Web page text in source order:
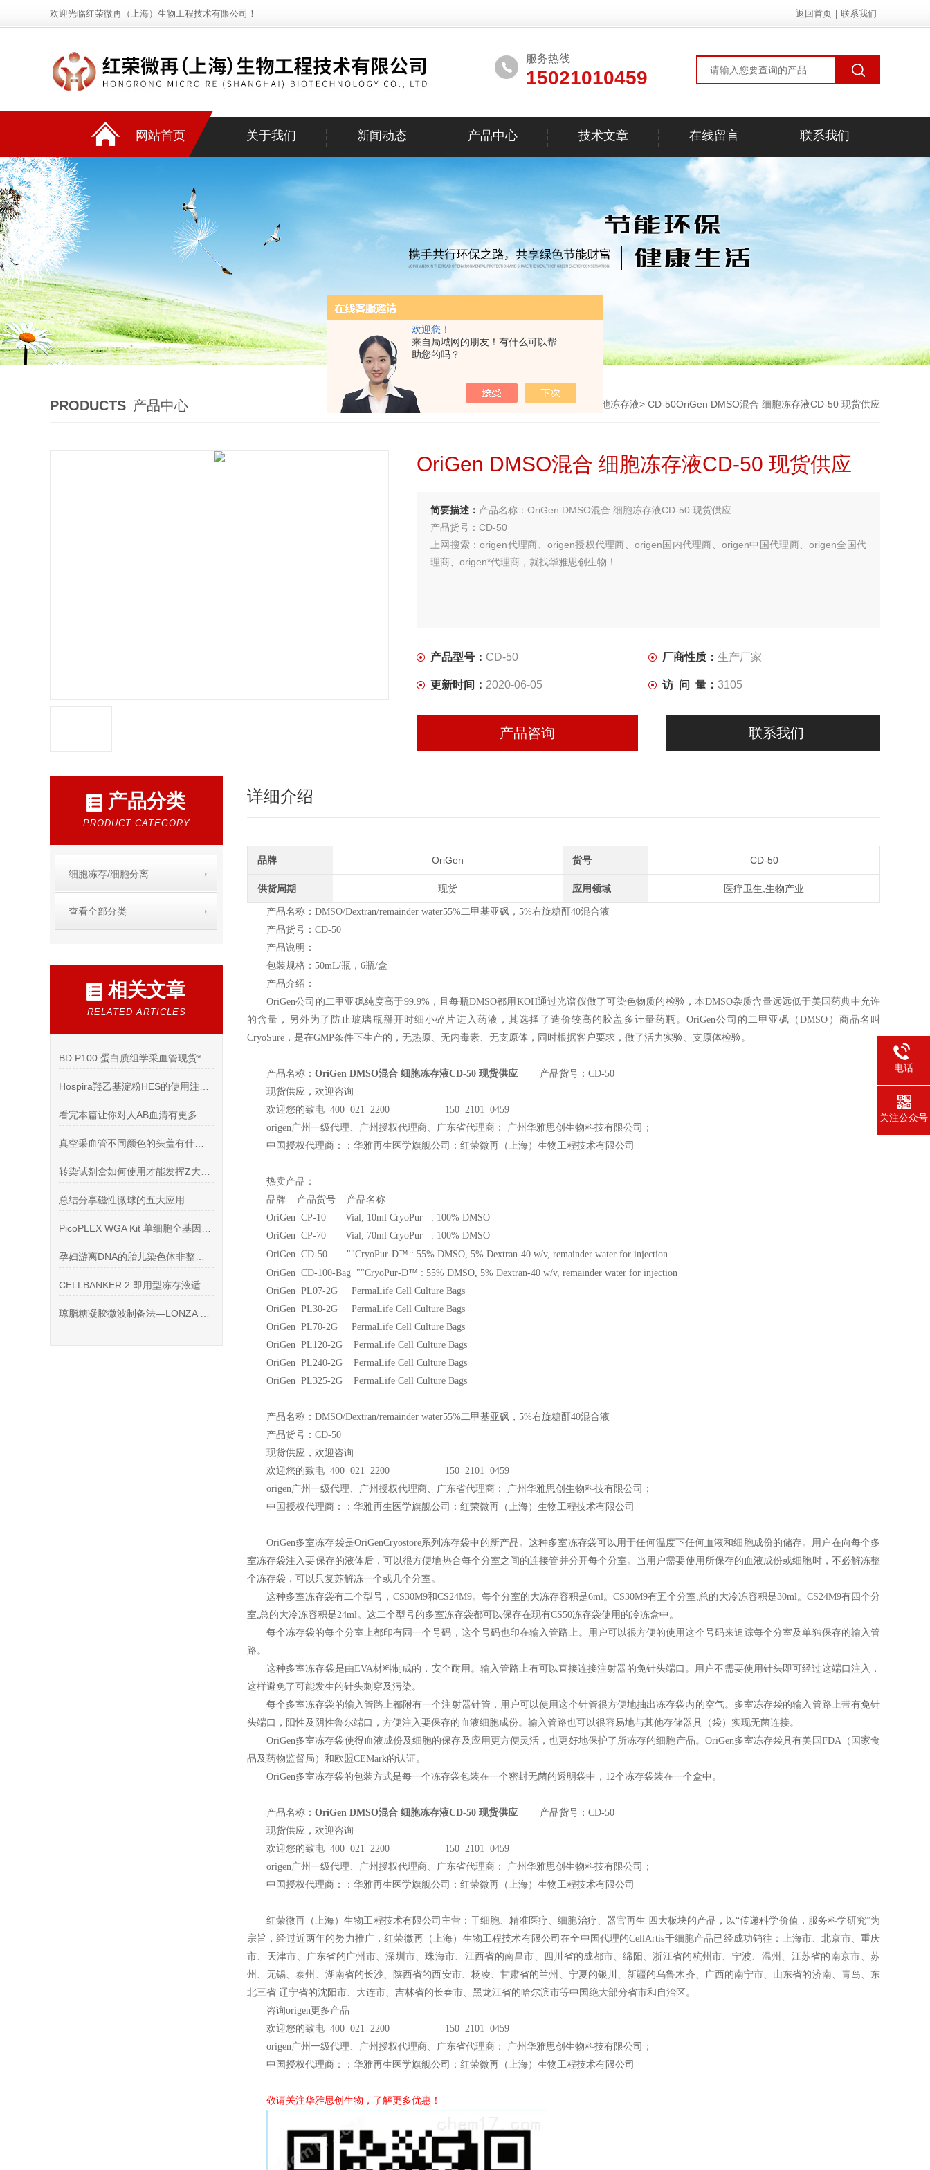
欢迎您！
来自局域网的朋友！有什么可以帮
助您的吗？
欢迎光临红荣微再（上海）生物工程技术有限公司！ 返回首页 联系我们
服务热线
15021010459
网站首页 关于我们 新闻动态 产品中心 技术文章 在线留言 联系我们
PRODUCTS 产品中心 产品中心>细胞冻存/细胞分离 其他冻存液> CD-50OriGen DMSO混合 细胞冻存液CD-50 现货供应
OriGen DMSO混合 细胞冻存液CD-50 现货供应
简要描述： 产品名称：OriGen DMSO混合 细胞冻存液CD-50 现货供应
产品货号：CD-50
上网搜索：origen代理商、origen授权代理商、origen国内代理商、origen中国代理商、origen全国代
理商、origen*代理商，就找华雅思创生物！
产品型号： CD-50 厂商性质： 生产厂家
更新时间： 2020-06-05 访 问 量： 3105
产品咨询 联系我们
产品分类
PRODUCT CATEGORY
细胞冻存/细胞分离
查看全部分类
相关文章
RELATED ARTICLES
总结分享磁性微球的五大应用
详细介绍
品牌 OriGen 货号 CD-50
供货周期 现货 应用领域 医疗卫生,生物产业
产品名称：DMSO/Dextran/remainder water55%二甲基亚砜，5%右旋糖酐40混合液
产品货号：CD-50
产品说明：
包装规格：50mL/瓶，6瓶/盒
产品介绍：
OriGen公司的二甲亚砜纯度高于99.9%，且每瓶DMSO都用KOH通过光谱仪做了可染色物质的检验，本DMSO杂质含量远远低于美国药典中允许
的含量，另外为了防止玻璃瓶掰开时细小碎片进入药液，其选择了造价较高的胶盖多计量药瓶。OriGen公司的二甲亚砜（DMSO）商品名叫
CryoSure，是在GMP条件下生产的，无热原、无内毒素、无支原体，同时根据客户要求，做了活力实验、支原体检验。
产品名称： OriGen DMSO混合 细胞冻存液CD-50 现货供应 产品货号：CD-50
现货供应，欢迎咨询
欢迎您的致电 400 021 2200 150 2101 0459
origen广州一级代理、广州授权代理商、广东省代理商： 广州华雅思创生物科技有限公司；
中国授权代理商：：华雅再生医学旗舰公司：红荣微再（上海）生物工程技术有限公司
热卖产品：
品牌 产品货号 产品名称
OriGen CP-10 Vial, 10ml CryoPur : 100% DMSO
OriGen CP-70 Vial, 70ml CryoPur : 100% DMSO
OriGen CD-50 ""CryoPur-D™ : 55% DMSO, 5% Dextran-40 w/v, remainder water for injection
OriGen CD-100-Bag ""CryoPur-D™ : 55% DMSO, 5% Dextran-40 w/v, remainder water for injection
OriGen PL07-2G PermaLife Cell Culture Bags
OriGen PL30-2G PermaLife Cell Culture Bags
OriGen PL70-2G PermaLife Cell Culture Bags
OriGen PL120-2G PermaLife Cell Culture Bags
OriGen PL240-2G PermaLife Cell Culture Bags
OriGen PL325-2G PermaLife Cell Culture Bags
产品名称：DMSO/Dextran/remainder water55%二甲基亚砜，5%右旋糖酐40混合液
产品货号：CD-50
现货供应，欢迎咨询
欢迎您的致电 400 021 2200 150 2101 0459
origen广州一级代理、广州授权代理商、广东省代理商： 广州华雅思创生物科技有限公司；
中国授权代理商：：华雅再生医学旗舰公司：红荣微再（上海）生物工程技术有限公司
OriGen多室冻存袋是OriGenCryostore系列冻存袋中的新产品。这种多室冻存袋可以用于任何温度下任何血液和细胞成份的储存。用户在向每个多
室冻存袋注入要保存的液体后，可以很方便地热合每个分室之间的连接管并分开每个分室。当用户需要使用所保存的血液成份或细胞时，不必解冻整
个冻存袋，可以只复苏解冻一个或几个分室。
这种多室冻存袋有二个型号，CS30M9和CS24M9。每个分室的大冻存容积是6ml。CS30M9有五个分室,总的大冷冻容积是30ml。CS24M9有四个分
室,总的大冷冻容积是24ml。这二个型号的多室冻存袋都可以保存在现有CS50冻存袋使用的冷冻盒中。
每个冻存袋的每个分室上都印有同一个号码，这个号码也印在输入管路上。用户可以很方便的使用这个号码来追踪每个分室及单独保存的输入管
路。
这种多室冻存袋是由EVA材料制成的，安全耐用。输入管路上有可以直接连接注射器的免针头端口。用户不需要使用针头即可经过这端口注入，
这样避免了可能发生的针头刺穿及污染。
每个多室冻存袋的输入管路上都附有一个注射器针管，用户可以使用这个针管很方便地抽出冻存袋内的空气。多室冻存袋的输入管路上带有免针
头端口，阳性及阴性鲁尔端口，方便注入要保存的血液细胞成份。输入管路也可以很容易地与其他存储器具（袋）实现无菌连接。
OriGen多室冻存袋使得血液成份及细胞的保存及应用更方便灵活，也更好地保护了所冻存的细胞产品。OriGen多室冻存袋具有美国FDA（国家食
品及药物监督局）和欧盟CEMark的认证。
OriGen多室冻存袋的包装方式是每一个冻存袋包装在一个密封无菌的透明袋中，12个冻存袋装在一个盒中。
产品名称： OriGen DMSO混合 细胞冻存液CD-50 现货供应 产品货号：CD-50
现货供应，欢迎咨询
欢迎您的致电 400 021 2200 150 2101 0459
origen广州一级代理、广州授权代理商、广东省代理商： 广州华雅思创生物科技有限公司；
中国授权代理商：：华雅再生医学旗舰公司：红荣微再（上海）生物工程技术有限公司
红荣微再（上海）生物工程技术有限公司主营：干细胞、精准医疗、细胞治疗、器官再生 四大板块的产品，以“传递科学价值，服务科学研究”为
宗旨，经过近两年的努力推广，红荣微再（上海）生物工程技术有限公司在全中国代理的CellArtis干细胞产品已经成功销往：上海市、北京市、重庆
市、天津市、广东省的广州市、深圳市、珠海市、江西省的南昌市、四川省的成都市、绵阳、浙江省的杭州市、宁波、温州、江苏省的南京市、苏
州、无锡、泰州、湖南省的长沙、陕西省的西安市、杨凌、甘肃省的兰州、宁夏的银川、新疆的乌鲁木齐、广西的南宁市、山东省的济南、青岛、东
北三省 辽宁省的沈阳市、大连市、吉林省的长春市、黑龙江省的哈尔滨市等中国绝大部分省市和自治区。
咨询origen更多产品
欢迎您的致电 400 021 2200 150 2101 0459
origen广州一级代理、广州授权代理商、广东省代理商： 广州华雅思创生物科技有限公司；
中国授权代理商：：华雅再生医学旗舰公司：红荣微再（上海）生物工程技术有限公司
敬请关注华雅思创生物，了解更多优惠！
电话
关注公众号